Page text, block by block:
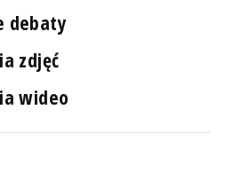
debaty
zdjęć
wideo